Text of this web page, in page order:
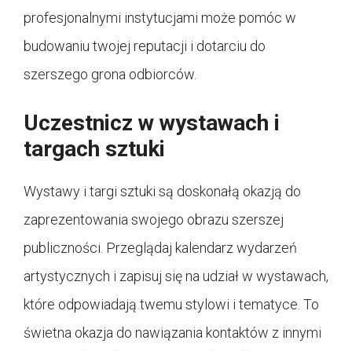
profesjonalnymi instytucjami może pomóc w
budowaniu twojej reputacji i dotarciu do
szerszego grona odbiorców.
Uczestnicz w wystawach i
targach sztuki
Wystawy i targi sztuki są doskonałą okazją do
zaprezentowania swojego obrazu szerszej
publiczności. Przeglądaj kalendarz wydarzeń
artystycznych i zapisuj się na udział w wystawach,
które odpowiadają twemu stylowi i tematyce. To
świetna okazja do nawiązania kontaktów z innymi